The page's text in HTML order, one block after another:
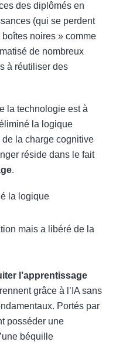
des diplômés en
(qui se perdent
noires » comme
de nombreux
à réutiliser des
la technologie est à
la logique
la charge cognitive
réside dans le fait
.
la logique
mais a libéré de la
l’apprentissage
grâce à l’IA sans
Portés par
posséder une
béquille